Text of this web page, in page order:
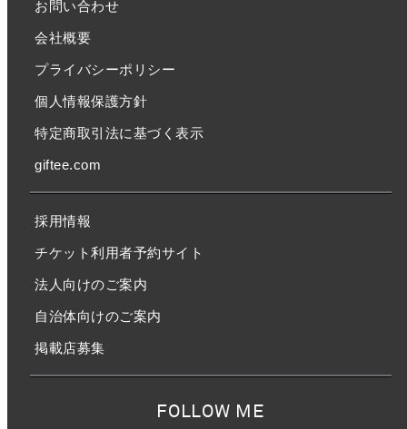
お問い合わせ
会社概要
プライバシーポリシー
個人情報保護方針
特定商取引法に基づく表示
giftee.com
採用情報
チケット利用者予約サイト
法人向けのご案内
自治体向けのご案内
掲載店募集
FOLLOW ME